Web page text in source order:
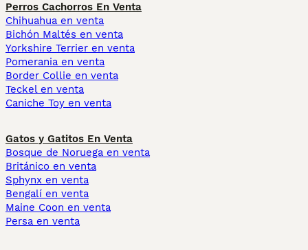
Perros Cachorros En Venta
Chihuahua en venta
Bichón Maltés en venta
Yorkshire Terrier en venta
Pomerania en venta
Border Collie en venta
Teckel en venta
Caniche Toy en venta
Gatos y Gatitos En Venta
Bosque de Noruega en venta
Británico en venta
Sphynx en venta
Bengalí en venta
Maine Coon en venta
Persa en venta